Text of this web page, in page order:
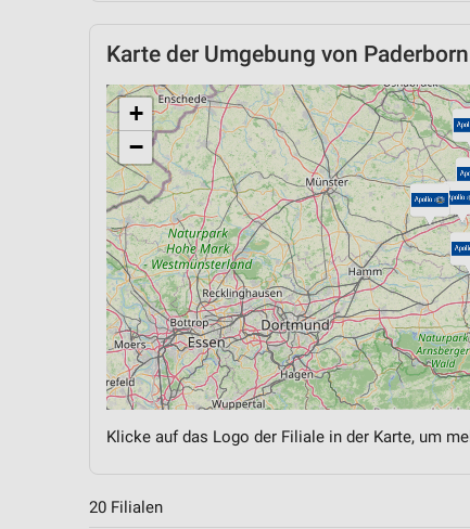
Karte der Umgebung von Paderborn
+
−
Klicke auf das Logo der Filiale in der Karte, um
20 Filialen